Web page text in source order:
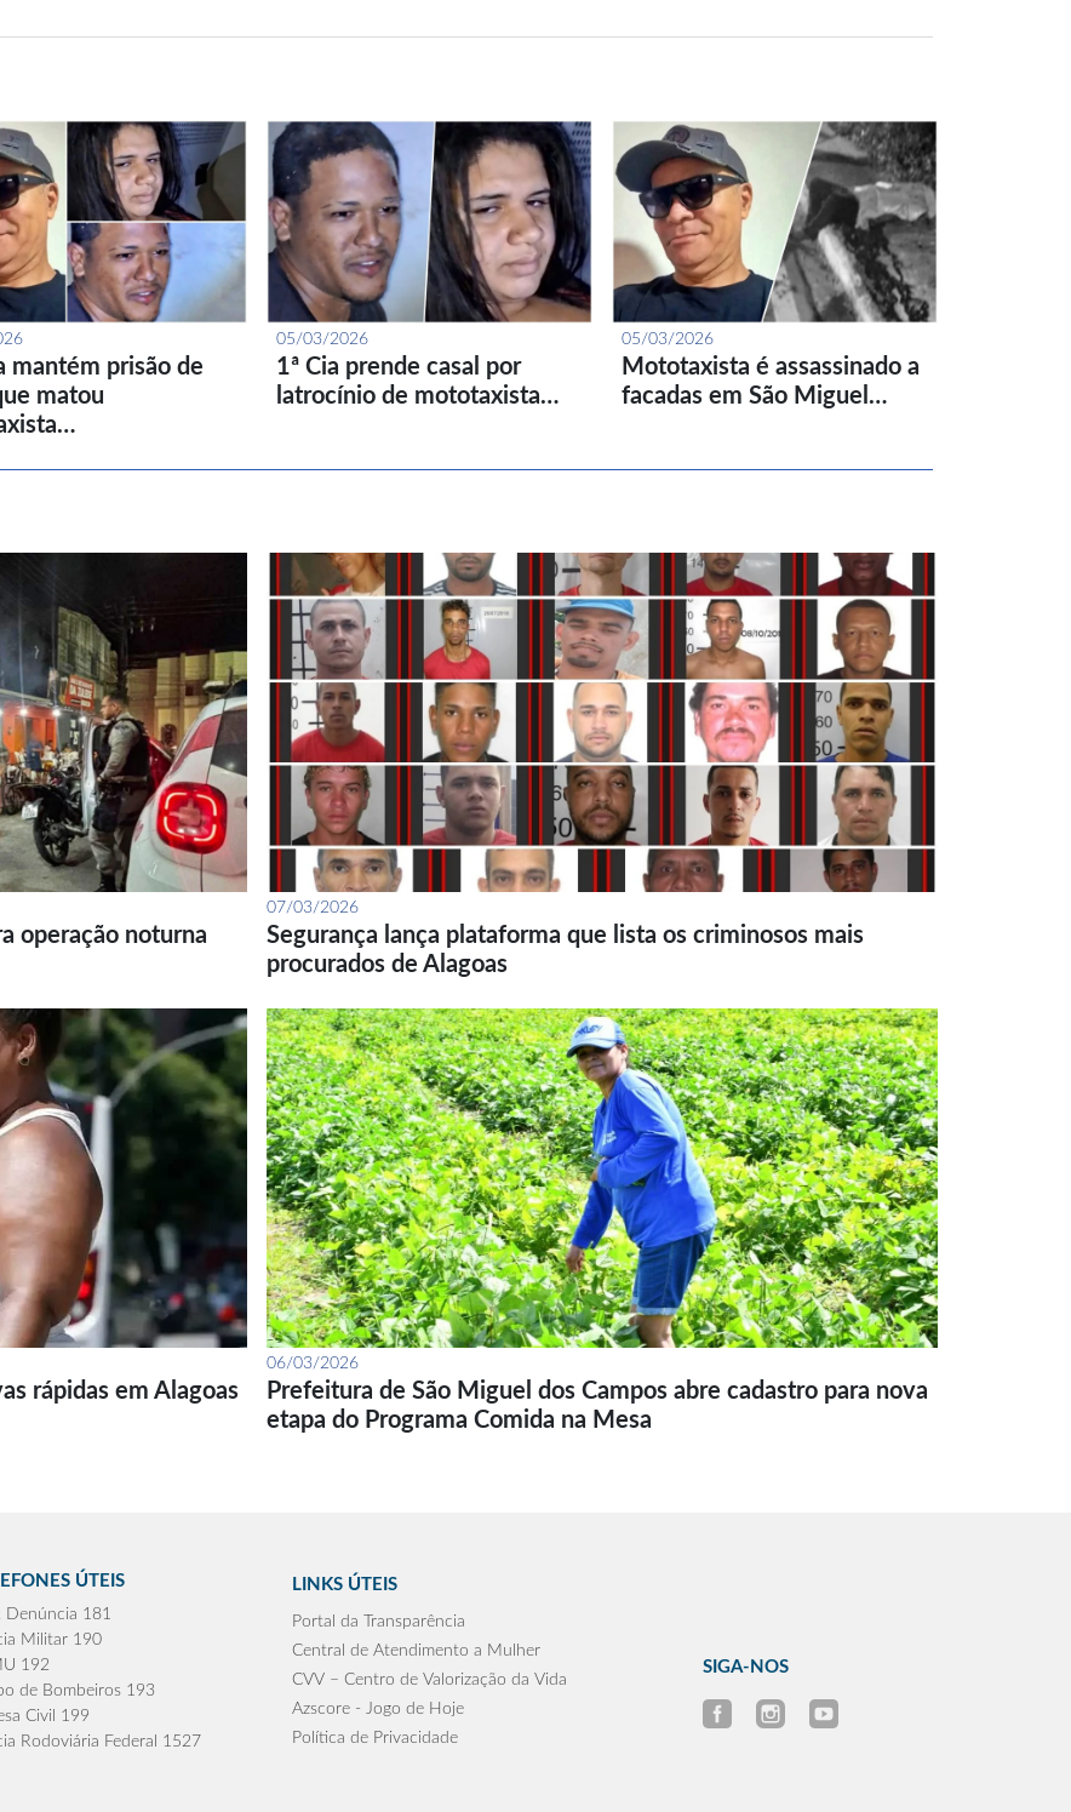
mantém prisão de
matou
05/03/2026
1ª Cia prende casal por
latrocínio de mototaxista…
05/03/2026
Mototaxista é assassinado a
facadas em São Miguel…
operação noturna
07/03/2026
Segurança lança plataforma que lista os criminosos mais
procurados de Alagoas
rápidas em Alagoas
06/03/2026
Prefeitura de São Miguel dos Campos abre cadastro para nova
etapa do Programa Comida na Mesa
ÚTEIS
Denúncia 181
Militar 190
192
de Bombeiros 193
Civil 199
Rodoviária Federal 1527
LINKS ÚTEIS
Portal da Transparência
Central de Atendimento a Mulher
CVV – Centro de Valorização da Vida
Azscore - Jogo de Hoje
Política de Privacidade
SIGA-NOS